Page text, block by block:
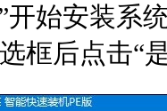
开始安装系
框后点击“